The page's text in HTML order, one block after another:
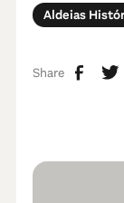
Aldeias
Share